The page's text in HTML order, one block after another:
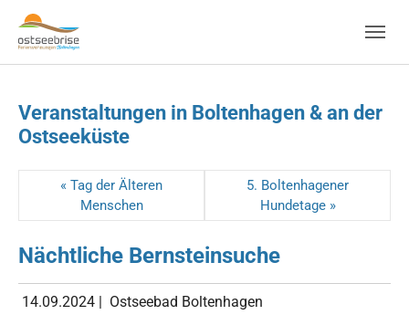
Skip to main navigation
Zum Hauptinhalt springen
Skip to page footer
Veranstaltungen in Boltenhagen & an der
Ostseeküste
« Tag der Älteren
Menschen
5. Boltenhagener
Hundetage »
Nächtliche Bernsteinsuche
14.09.2024 | Ostseebad Boltenhagen